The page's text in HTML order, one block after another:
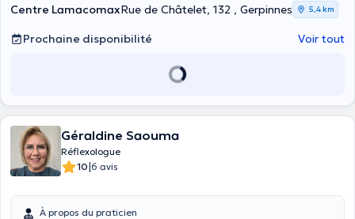
Centre LamacomaxRue de Châtelet, 132 , Gerpinnes 5,4 km
Prochaine disponibilité Voir tout
Géraldine Saouma
Réflexologue
10|6 avis
À propos du praticien